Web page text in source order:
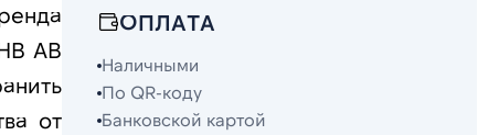
AB
от
ОПЛАТА
Наличными
По QR-коду
Банковской картой